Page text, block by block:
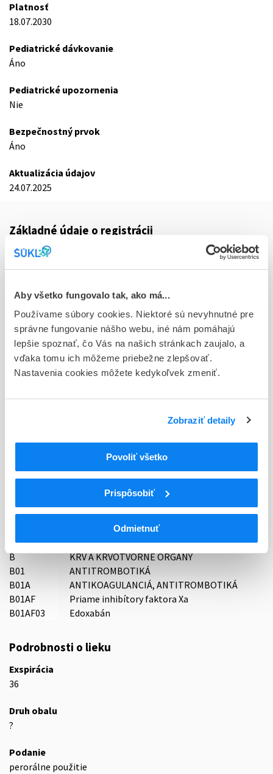
Aby všetko fungovalo tak, ako má...
Používame súbory cookies. Niektoré sú nevyhnutné pre
správne fungovanie nášho webu, iné nám pomáhajú
lepšie spoznať, čo Vás na našich stránkach zaujalo, a
vďaka tomu ich môžeme priebežne zlepšovať.
Nastavenia cookies môžete kedykoľvek zmeniť.
Zobraziť detaily
Povoliť všetko
Prispôsobiť
Odmietnuť
Platnosť
18.07.2030
Pediatrické dávkovanie
Áno
Pediatrické upozornenia
Nie
Bezpečnostný prvok
Áno
Aktualizácia údajov
24.07.2025
Základné údaje o registrácii
Kód
0457F
Registračné číslo
16/0230/25-S
Doplnok
tbl flm 56x30 mg (blis. PVC/PVDC/Al)
Stav
STADA Arzneimittel AG, Nemecko
16 - ANTICOAGULANTIA (FIBRINOLYTICA, ANTIFIBRINOL.)
ATC
B
KRV A KRVOTVORNÉ ORGÁNY
B01
ANTITROMBOTIKÁ
B01A
ANTIKOAGULANCIÁ, ANTITROMBOTIKÁ
B01AF
Priame inhibítory faktora Xa
B01AF03
Edoxabán
Podrobnosti o lieku
Exspirácia
36
Druh obalu
?
Podanie
perorálne použitie